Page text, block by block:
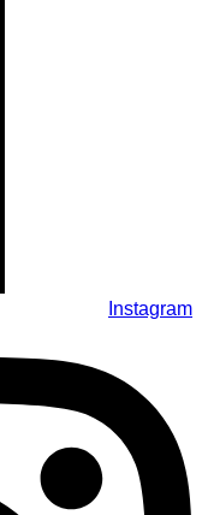
Instagram